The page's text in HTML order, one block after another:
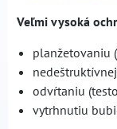
Veľmi vysoká
planžetovaniu
odvŕtaniu
vytrhnutiu